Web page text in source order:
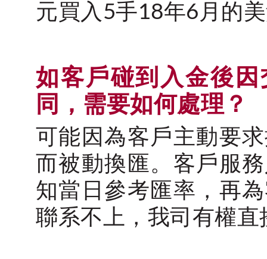
元買入5手18年6月的
如客戶碰到入金後
同，需要如何處理？
可能因為客戶主動要
而被動換匯。客戶服
知當日參考匯率，再
聯系不上，我司有權直